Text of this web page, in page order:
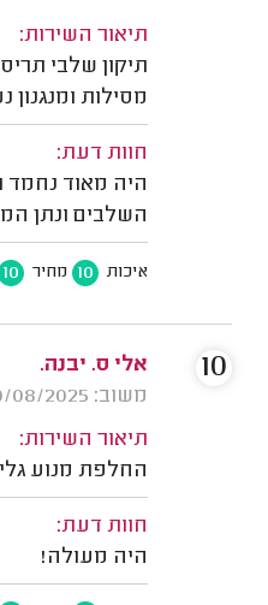
תיאור השירות:
תיקון שלבי
מסילות ומנגנון
חוות דעת:
היה מאוד נחמד
השלבים ונתן
איכות 10 מחיר 10
אלי ס. יבנה.
משוב: 10/08/2025
תיאור השירות:
החלפת מנוע
חוות דעת:
היה מעולה!
10